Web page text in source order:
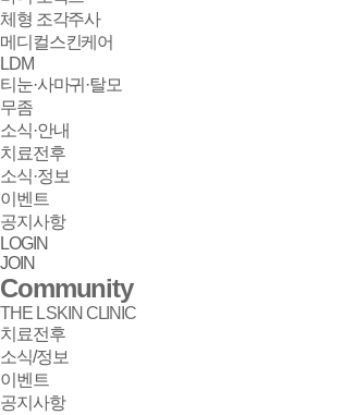
체형 조각주사
메디컬스킨케어
LDM
티눈·사마귀·탈모
무좀
소식·안내
치료전후
소식·정보
이벤트
공지사항
LOGIN
JOIN
Community
THE L SKIN CLINIC
치료전후
소식/정보
이벤트
공지사항